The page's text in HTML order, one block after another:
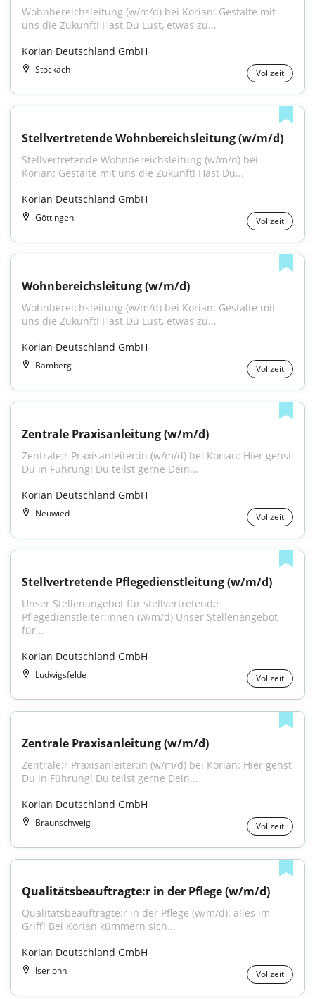
Wohnbereichsleitung (w/m/d) bei Korian: Gestalte mit
uns die Zukunft! Hast Du Lust, etwas zu...
Korian Deutschland GmbH
Stockach Vollzeit
Stellvertretende Wohnbereichsleitung (w/m/d)
Stellvertretende Wohnbereichsleitung (w/m/d) bei
Korian: Gestalte mit uns die Zukunft! Hast Du...
Korian Deutschland GmbH
Göttingen Vollzeit
Wohnbereichsleitung (w/m/d)
Wohnbereichsleitung (w/m/d) bei Korian: Gestalte mit
uns die Zukunft! Hast Du Lust, etwas zu...
Korian Deutschland GmbH
Bamberg Vollzeit
Zentrale Praxisanleitung (w/m/d)
Zentrale:r Praxisanleiter:in (w/m/d) bei Korian: Hier gehst
Du in Führung! Du teilst gerne Dein...
Korian Deutschland GmbH
Neuwied Vollzeit
Stellvertretende Pflegedienstleitung (w/m/d)
Unser Stellenangebot für stellvertretende
Pflegedienstleiter:innen (w/m/d) Unser Stellenangebot
für...
Korian Deutschland GmbH
Ludwigsfelde Vollzeit
Zentrale Praxisanleitung (w/m/d)
Zentrale:r Praxisanleiter:in (w/m/d) bei Korian: Hier gehst
Du in Führung! Du teilst gerne Dein...
Korian Deutschland GmbH
Braunschweig Vollzeit
Qualitätsbeauftragte:r in der Pflege (w/m/d)
Qualitätsbeauftragte:r in der Pflege (w/m/d): alles im
Griff! Bei Korian kümmern sich...
Korian Deutschland GmbH
Iserlohn Vollzeit